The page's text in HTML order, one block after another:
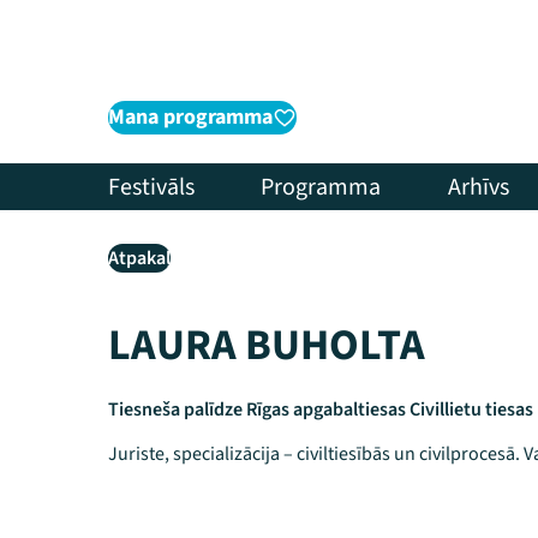
Mana programma
Festivāls Programma Arhīvs
Atpakaļ
LAURA BUHOLTA
Tiesneša palīdze Rīgas apgabaltiesas Civillietu
Juriste, specializācija – civiltiesībās un civilprocesā.